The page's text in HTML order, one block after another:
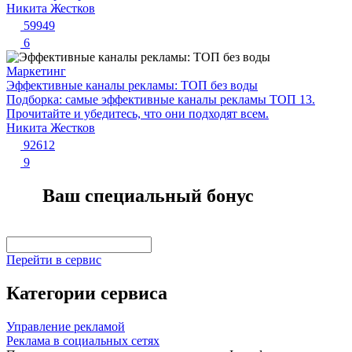
Никита Жестков
59949
6
Маркетинг
Эффективные каналы рекламы: ТОП без воды
Подборка: самые эффективные каналы рекламы ТОП 13.
Прочитайте и убедитесь, что они подходят всем.
Никита Жестков
92612
9
Ваш специальный бонус
Перейти в сервис
Категории сервиса
Управление рекламой
Реклама в социальных сетях